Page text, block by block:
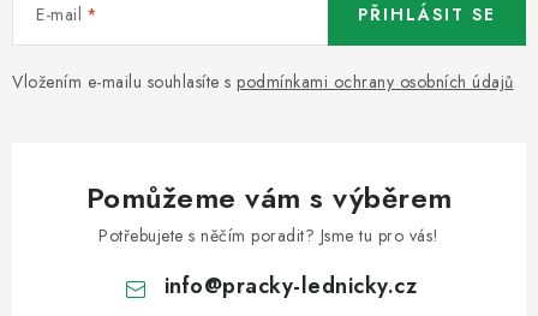
E-mail
Vložením e-mailu souhlasíte s podmínkami ochrany osobních údajů
PŘIHLÁSIT SE
Pomůžeme vám s výběrem
Potřebujete s něčím poradit? Jsme tu pro vás!
info@pracky-lednicky.cz